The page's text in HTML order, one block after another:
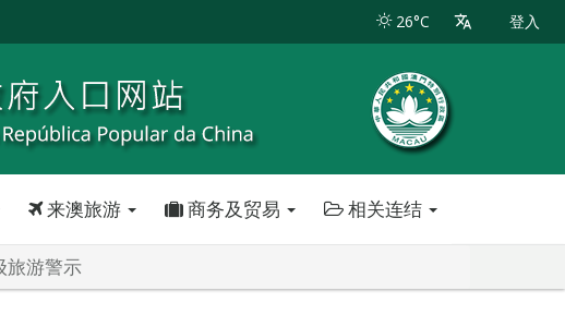
26°C 登入
来澳旅游 商务及贸易 相关连结
旅游警示